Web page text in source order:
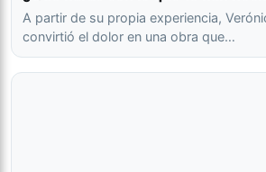
A partir de su propia experiencia,
convirtió el dolor en una obra que…